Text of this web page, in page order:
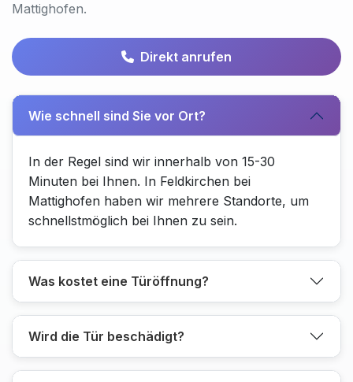
Mattighofen.
Direkt anrufen
Wie schnell sind Sie vor Ort?
In der Regel sind wir innerhalb von 15-30
Minuten bei Ihnen. In Feldkirchen bei
Mattighofen haben wir mehrere Standorte, um
schnellstmöglich bei Ihnen zu sein.
Was kostet eine Türöffnung?
Wird die Tür beschädigt?